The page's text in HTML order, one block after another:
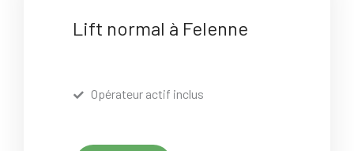
Lift normal à Felenne
Opérateur actif inclus